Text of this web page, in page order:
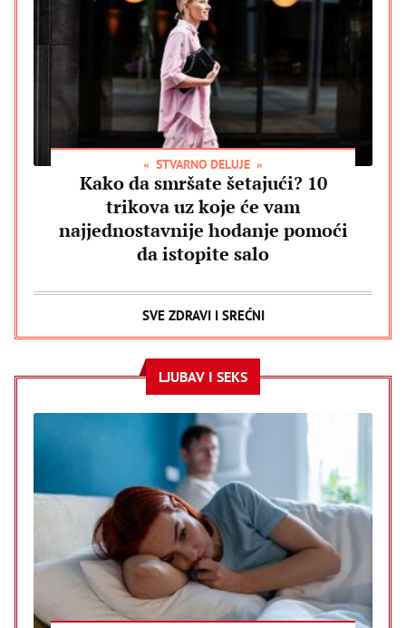
STVARNO DELUJE
Kako da smršate šetajući? 10
trikova uz koje će vam
najjednostavnije hodanje pomoći
da istopite salo
SVE ZDRAVI I SREĆNI
LJUBAV I SEKS